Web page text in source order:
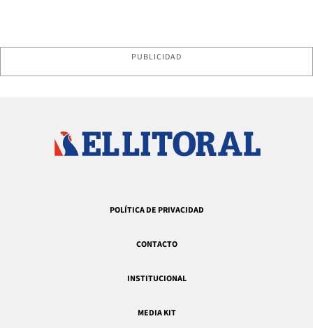
PUBLICIDAD
POLÍTICA DE PRIVACIDAD
CONTACTO
INSTITUCIONAL
MEDIA KIT